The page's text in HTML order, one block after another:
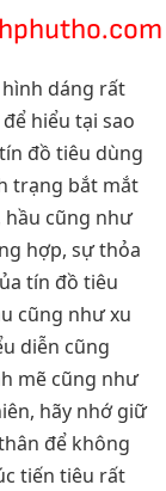
dáng rất
hiểu tại sao
đồ tiêu dùng
trạng bắt mắt
hầu cũng như
hợp, sự thỏa
tín đồ tiêu
cũng như xu
diễn cũng
mẽ cũng như
hãy nhớ giữ
để không
tiến tiêu rất